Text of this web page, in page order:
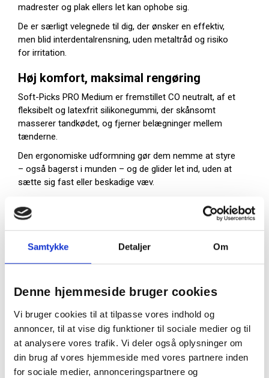
Samtykke Detaljer Om
Denne hjemmeside bruger cookies
Vi bruger cookies til at tilpasse vores indhold og
annoncer, til at vise dig funktioner til sociale medier og til
at analysere vores trafik. Vi deler også oplysninger om
din brug af vores hjemmeside med vores partnere inden
for sociale medier, annonceringspartnere og
madrester og plak ellers let kan ophobe sig.
De er særligt velegnede til dig, der ønsker en effektiv,
men blid interdentalrensning, uden metaltråd og risiko
for irritation.
Høj komfort, maksimal rengøring
Soft-Picks PRO Medium er fremstillet CO neutralt, af et
fleksibelt og latexfrit silikonegummi, der skånsomt
masserer tandkødet, og fjerner belægninger mellem
tænderne.
Den ergonomiske udformning gør dem nemme at styre
– også bagerst i munden – og de glider let ind, uden at
sætte sig fast eller beskadige væv.
Fordele ved GUM Soft-Picks PRO
Medium:
Uden metaltråd – sikker ved implantater og
følsomme områder
Komfortabelt og skridsikkert greb
inflammation
Inkl. etui – ideelt til daglig og mobil brug
Velegnet til ældre, og personer med nedsat
motorik